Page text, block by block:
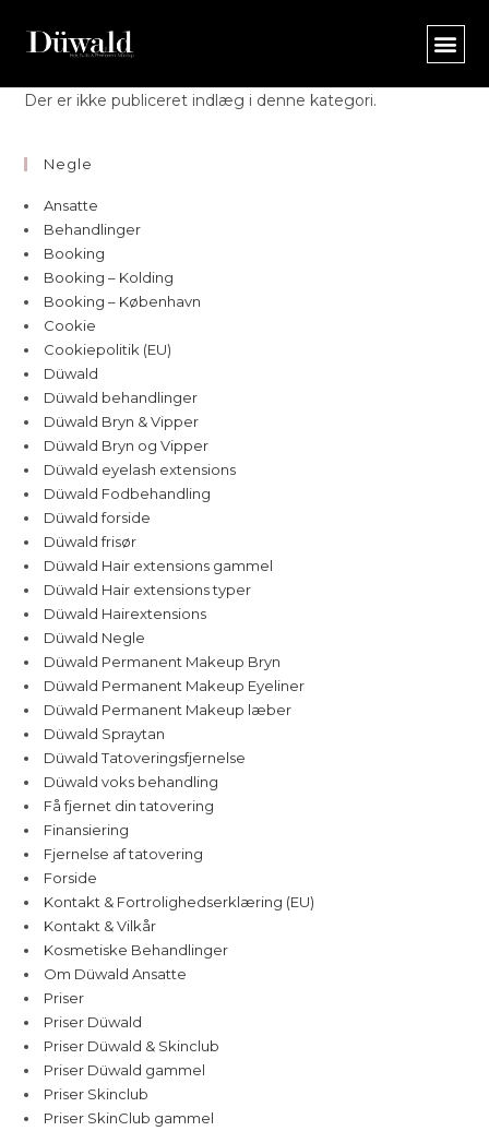
Der er ikke publiceret indlæg i denne kategori.
Negle
Ansatte
Behandlinger
Booking
Booking – Kolding
Booking – København
Cookie
Cookiepolitik (EU)
Düwald
Düwald behandlinger
Düwald Bryn & Vipper
Düwald Bryn og Vipper
Düwald eyelash extensions
Düwald Fodbehandling
Düwald forside
Düwald frisør
Düwald Hair extensions gammel
Düwald Hair extensions typer
Düwald Hairextensions
Düwald Negle
Düwald Permanent Makeup Bryn
Düwald Permanent Makeup Eyeliner
Düwald Permanent Makeup læber
Düwald Spraytan
Düwald Tatoveringsfjernelse
Düwald voks behandling
Få fjernet din tatovering
Finansiering
Fjernelse af tatovering
Forside
Kontakt & Fortrolighedserklæring (EU)
Kontakt & Vilkår
Kosmetiske Behandlinger
Om Düwald Ansatte
Priser
Priser Düwald
Priser Düwald & Skinclub
Priser Düwald gammel
Priser Skinclub
Priser SkinClub gammel